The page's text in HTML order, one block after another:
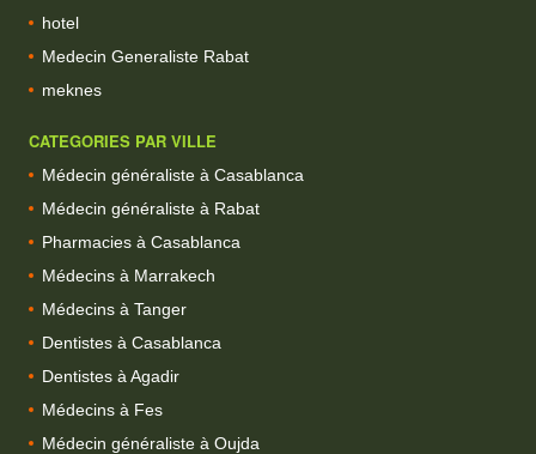
hotel
Medecin Generaliste Rabat
meknes
CATEGORIES PAR VILLE
Médecin généraliste à Casablanca
Médecin généraliste à Rabat
Pharmacies à Casablanca
Médecins à Marrakech
Médecins à Tanger
Dentistes à Casablanca
Dentistes à Agadir
Médecins à Fes
Médecin généraliste à Oujda